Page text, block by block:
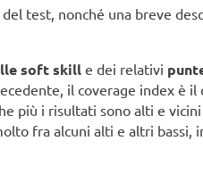
test, nonché una breve
soft skille dei relativi
il coverage index è il
più i risultati sono alti e
fra alcuni alti e altri bassi,